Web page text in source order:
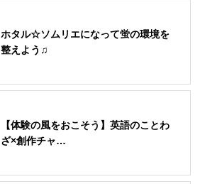
ホタル☆ソムリエになって蛍の環境を
整えよう♫
【体験の風をおこそう】英語のことわ
ざ×創作チャ…